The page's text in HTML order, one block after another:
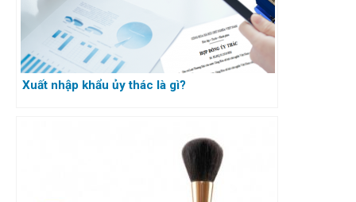
Xuất nhập khẩu ủy thác là gì?